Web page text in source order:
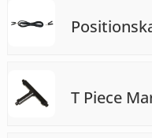
T Piece